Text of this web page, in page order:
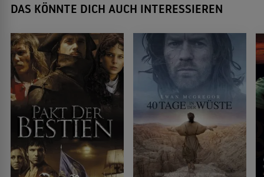
DAS KÖNNTE DICH AUCH INTERESSIEREN